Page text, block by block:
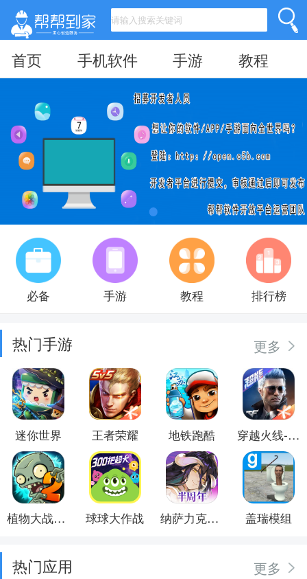
首页 手机软件 手游 教程
必备 手游 教程 排行榜
热门手游 更多
迷你世界 王者荣耀 地铁跑酷 穿越火线-枪战王者
植物大战僵尸2 球球大作战 纳萨力克之王 盖瑞模组
热门应用 更多